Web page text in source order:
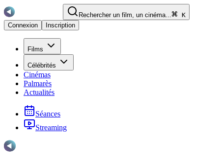
Rechercher un film, un cinéma...
K
Connexion
Inscription
Films
Célébrités
Cinémas
Palmarès
Actualités
Séances
Streaming